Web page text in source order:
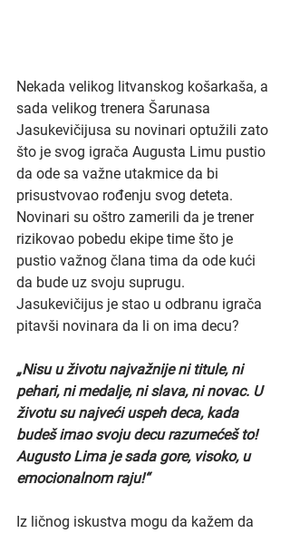
Nekada velikog litvanskog košarkaša, a
sada velikog trenera Šarunasa
Jasukevičijusa su novinari optužili zato
što je svog igrača Augusta Limu pustio
da ode sa važne utakmice da bi
prisustvovao rođenju svog deteta.
Novinari su oštro zamerili da je trener
rizikovao pobedu ekipe time što je
pustio važnog člana tima da ode kući
da bude uz svoju suprugu.
Jasukevičijus je stao u odbranu igrača
pitavši novinara da li on ima decu?
„Nisu u životu najvažnije ni titule, ni
pehari, ni medalje, ni slava, ni novac. U
životu su najveći uspeh deca, kada
budeš imao svoju decu razumećeš to!
Augusto Lima je sada gore, visoko, u
emocionalnom raju!“
Iz ličnog iskustva mogu da kažem da